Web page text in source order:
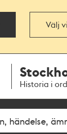
Välj
Historia i